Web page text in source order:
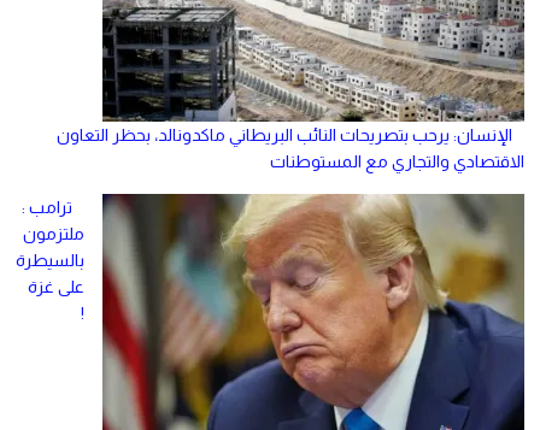
الإنسان: يرحب بتصريحات النائب البريطاني ماكدونالد، بحظر التعاون
الاقتصادي والتجاري مع المستوطنات
ترامب :
ملتزمون
بالسيطرة
على غزة
!